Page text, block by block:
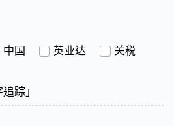
中国 英业达
关税
踪」